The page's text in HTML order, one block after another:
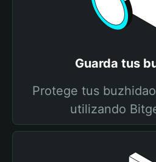
Guarda tus
Protege tus
utilizando